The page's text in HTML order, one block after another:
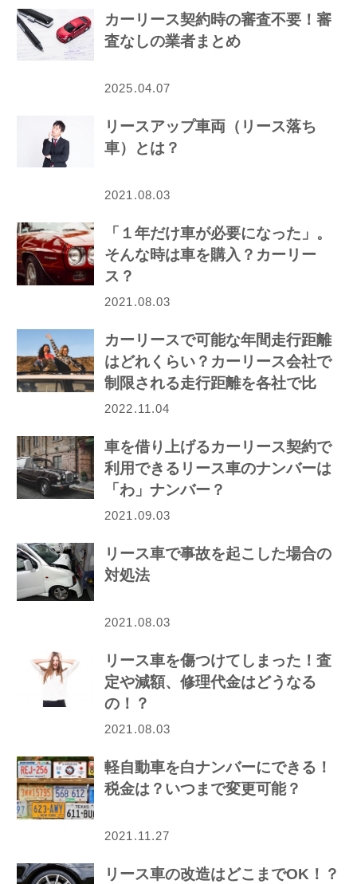
カーリース契約時の審査不要！審
査なしの業者まとめ
2025.04.07
リースアップ車両（リース落ち
車）とは？
2021.08.03
「１年だけ車が必要になった」。
そんな時は車を購入？カーリー
ス？
2021.08.03
カーリースで可能な年間走行距離
はどれくらい？カーリース会社で
制限される走行距離を各社で比
較！
2022.11.04
車を借り上げるカーリース契約で
利用できるリース車のナンバーは
「わ」ナンバー？
2021.09.03
リース車で事故を起こした場合の
対処法
2021.08.03
リース車を傷つけてしまった！査
定や減額、修理代金はどうなる
の！？
2021.08.03
軽自動車を白ナンバーにできる！
税金は？いつまで変更可能？
2021.11.27
リース車の改造はどこまでOK！？